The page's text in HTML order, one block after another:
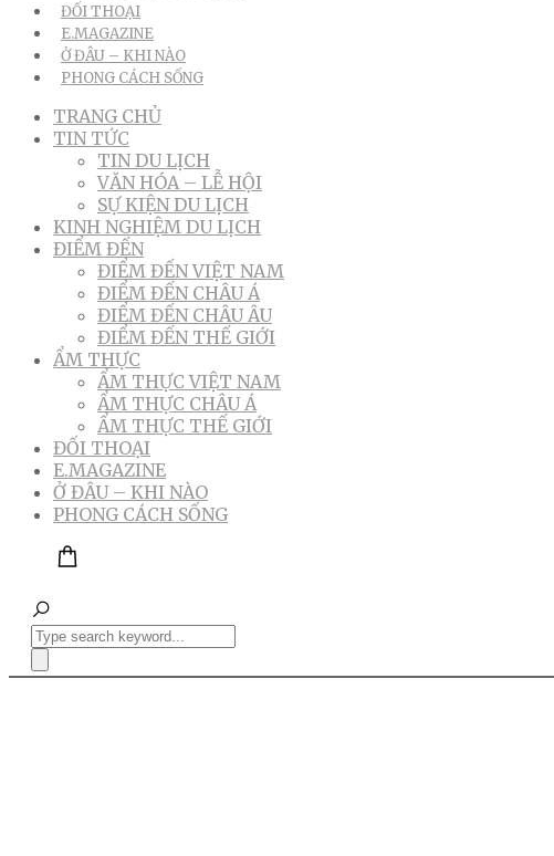
ĐỐI THOẠI
E.MAGAZINE
Ở ĐÂU – KHI NÀO
PHONG CÁCH SỐNG
TRANG CHỦ
TIN TỨC
TIN DU LỊCH
VĂN HÓA – LỄ HỘI
SỰ KIỆN DU LỊCH
KINH NGHIỆM DU LỊCH
ĐIỂM ĐẾN
ĐIỂM ĐẾN VIỆT NAM
ĐIỂM ĐẾN CHÂU Á
ĐIỂM ĐẾN CHÂU ÂU
ĐIỂM ĐẾN THẾ GIỚI
ẨM THỰC
ẨM THỰC VIỆT NAM
ẨM THỰC CHÂU Á
ẨM THỰC THẾ GIỚI
ĐỐI THOẠI
E.MAGAZINE
Ở ĐÂU – KHI NÀO
PHONG CÁCH SỐNG